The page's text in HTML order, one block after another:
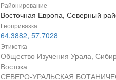
Районирование
Восточная Европа, Северный
Геопривязка
64,3882, 57,7028
Этикетка
Общество Изучения Урала,
Востока
СЕВЕРО-УРАЛЬСКАЯ